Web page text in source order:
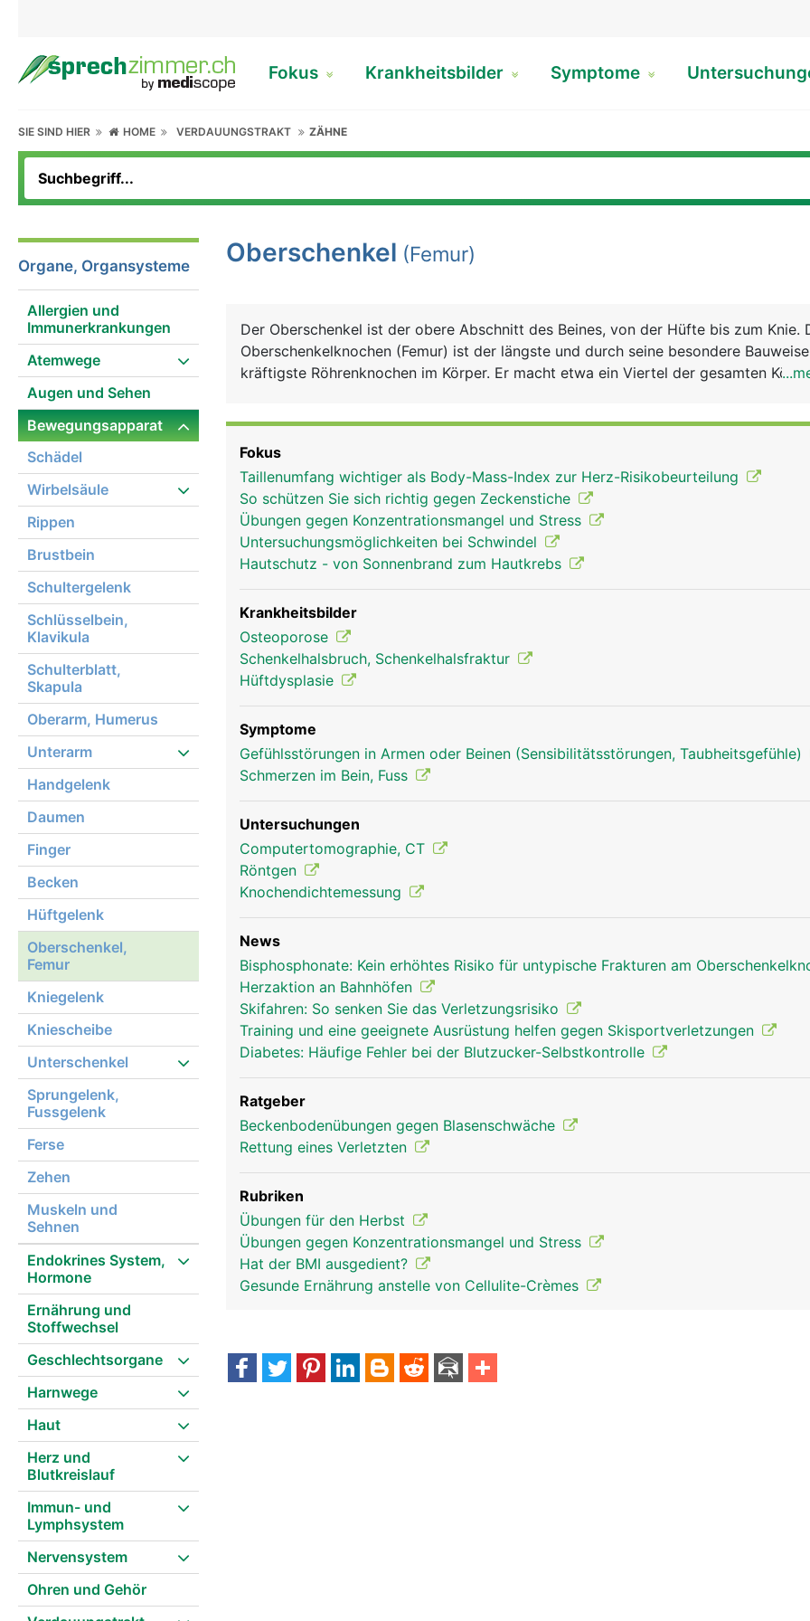
Fokus Krankheitsbilder Symptome
SIE SIND HIER HOME VERDAUUNGSTRAKT ZÄHNE
Organe, Organsysteme
Allergien und
Immunerkrankungen
Atemwege
Augen und Sehen
Bewegungsapparat
Schädel
Wirbelsäule
Rippen
Brustbein
Schultergelenk
Schlüsselbein,
Klavikula
Schulterblatt,
Skapula
Oberarm, Humerus
Unterarm
Handgelenk
Daumen
Finger
Becken
Hüftgelenk
Oberschenkel,
Femur
Kniegelenk
Kniescheibe
Unterschenkel
Sprungelenk,
Fussgelenk
Ferse
Zehen
Muskeln und
Sehnen
Endokrines System,
Hormone
Ernährung und
Stoffwechsel
Geschlechtsorgane
Harnwege
Haut
Herz und
Blutkreislauf
Immun- und
Lymphsystem
Nervensystem
Ohren und Gehör
Oberschenkel (Femur)
Der Oberschenkel ist der obere Abschnitt des Beines, von der Hüfte bis zum Knie.
Oberschenkelknochen (Femur) ist der längste und durch seine besondere
kräftigste Röhrenknochen im Körper. Er macht etwa ein Viertel der gesamten
Der Hüftkopf bildet mit der Hüftpfanne des Beckens das Hüftgelenk. Der
Oberschenkelknochen dient ausserdem als Befestigungsanker für Bänder und
Oberschenkel Frau
Fokus
Taillenumfang wichtiger als Body-Mass-Index zur Herz-Risikobeurteilung
So schützen Sie sich richtig gegen Zeckenstiche
Übungen gegen Konzentrationsmangel und Stress
Untersuchungsmöglichkeiten bei Schwindel
Hautschutz - von Sonnenbrand zum Hautkrebs
Krankheitsbilder
Osteoporose
Schenkelhalsbruch, Schenkelhalsfraktur
Hüftdysplasie
Symptome
Gefühlsstörungen in Armen oder Beinen (Sensibilitätsstörungen, Taubheitsgefühle)
Schmerzen im Bein, Fuss
Untersuchungen
Computertomographie, CT
Röntgen
Knochendichtemessung
News
Bisphosphonate: Kein erhöhtes Risiko für untypische Frakturen am
Herzaktion an Bahnhöfen
Skifahren: So senken Sie das Verletzungsrisiko
Training und eine geeignete Ausrüstung helfen gegen Skisportverletzungen
Diabetes: Häufige Fehler bei der Blutzucker-Selbstkontrolle
Ratgeber
Beckenbodenübungen gegen Blasenschwäche
Rettung eines Verletzten
Rubriken
Übungen für den Herbst
Übungen gegen Konzentrationsmangel und Stress
Hat der BMI ausgedient?
Gesunde Ernährung anstelle von Cellulite-Crèmes